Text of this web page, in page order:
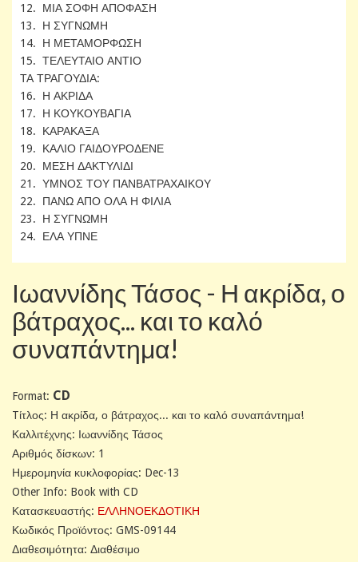
12. ΜΙΑ ΣΟΦΗ ΑΠΟΦΑΣΗ
13. Η ΣΥΓΝΩΜΗ
14. Η ΜΕΤΑΜΟΡΦΩΣΗ
15. ΤΕΛΕΥΤΑΙΟ ΑΝΤΙΟ
ΤΑ ΤΡΑΓΟΥΔΙΑ:
16. Η ΑΚΡΙΔΑ
17. Η ΚΟΥΚΟΥΒΑΓΙΑ
18. ΚΑΡΑΚΑΞΑ
19. ΚΑΛΙΟ ΓΑΙΔΟΥΡΟΔΕΝΕ
20. ΜΕΣΗ ΔΑΚΤΥΛΙΔΙ
21. ΥΜΝΟΣ ΤΟΥ ΠΑΝΒΑΤΡΑΧΑΙΚΟΥ
22. ΠΑΝΩ ΑΠΟ ΟΛΑ Η ΦΙΛΙΑ
23. Η ΣΥΓΝΩΜΗ
24. ΕΛΑ ΥΠΝΕ
Ιωαννίδης Τάσος - Η ακρίδα, ο
βάτραχος... και το καλό
συναπάντημα!
Format: CD
Tίτλος: Η ακρίδα, ο βάτραχος... και το καλό συναπάντημα!
Καλλιτέχνης: Ιωαννίδης Τάσος
Αριθμός δίσκων: 1
Ημερομηνία κυκλοφορίας: Dec-13
Other Info: Book with CD
Κατασκευαστής: ΕΛΛΗΝΟΕΚΔΟΤΙΚΗ
Κωδικός Προϊόντος: GMS-09144
Διαθεσιμότητα: Διαθέσιμο